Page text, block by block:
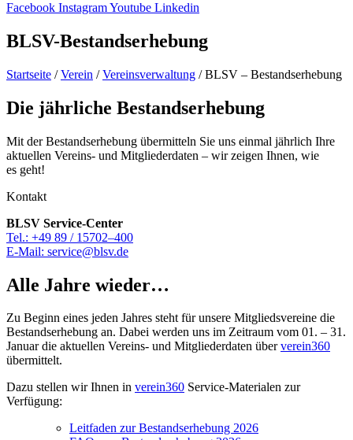
Facebook InstagramYoutube Linkedin
BLSV-Bestands­er­he­bung
Start­seite /Verein /Vereins­ver­wal­tung /BLSV – Bestandserhebung
Die jähr­li­che Bestandserhebung
Mit der Bestands­er­he­bung über­mit­teln Sie uns einmal jähr­lich Ihre
aktu­el­len Vereins- und Mitglie­der­da­ten – wir zeigen Ihnen, wie
es geht!
Kontakt
BLSV Service-Center
Tel.: +49 89 / 15702–400
E‑Mail: service@​blsv.​de
Alle Jahre wieder…
Zu Beginn eines jeden Jahres steht für unsere Mitglieds­ver­eine die
Bestands­er­he­bung an. Dabei werden uns im Zeit­raum vom 01. – 31.
Januar die aktu­el­len Vereins- und Mitglie­der­da­ten überverein360
übermittelt.
Dazu stel­len wir Ihnen in verein360 Service-Mate­ria­len zur
Verfügung:
Leit­fa­den zur Bestands­er­he­bung 2026